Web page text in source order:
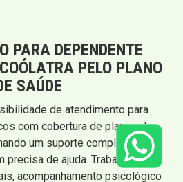
PARA DEPENDENTE
PELO PLANO
SAÚDE
de atendimento para
com cobertura de planos de
um suporte completo e
precisa de ajuda. Trabalhamos
acompanhamento psicológico